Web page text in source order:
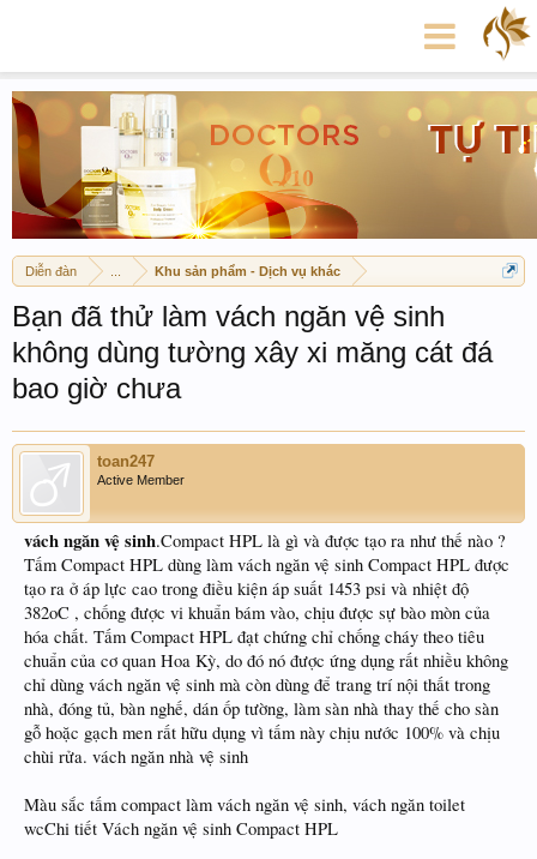
Diễn đàn Khu sản phẩm - Dịch vụ khác
Bạn đã thử làm vách ngăn vệ sinh
không dùng tường xây xi măng cát đá
bao giờ chưa
toan247
Active Member
vách ngăn vệ sinh.Compact HPL là gì và được tạo ra như thế nào ?
Tấm Compact HPL dùng làm vách ngăn vệ sinh Compact HPL được
tạo ra ở áp lực cao trong điều kiện áp suất 1453 psi và nhiệt độ
382oC , chống được vi khuẩn bám vào, chịu được sự bào mòn của
hóa chất. Tấm Compact HPL đạt chứng chỉ chống cháy theo tiêu
chuẩn của cơ quan Hoa Kỳ, do đó nó được ứng dụng rất nhiều không
chỉ dùng vách ngăn vệ sinh mà còn dùng để trang trí nội thất trong
nhà, đóng tủ, bàn nghế, dán ốp tường, làm sàn nhà thay thế cho sàn
gỗ hoặc gạch men rất hữu dụng vì tấm này chịu nước 100% và chịu
chùi rửa. vách ngăn nhà vệ sinh
Màu sắc tấm compact làm vách ngăn vệ sinh, vách ngăn toilet
wcChi tiết Vách ngăn vệ sinh Compact HPL